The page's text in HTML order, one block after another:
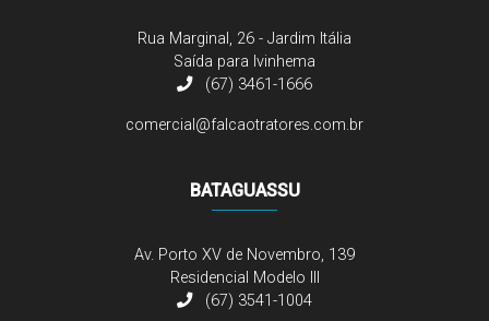
Rua Marginal, 26 - Jardim Itália
Saída para Ivinhema
(67) 3461-1666
comercial@falcaotratores.com.br
BATAGUASSU
Av. Porto XV de Novembro, 139
Residencial Modelo III
(67) 3541-1004